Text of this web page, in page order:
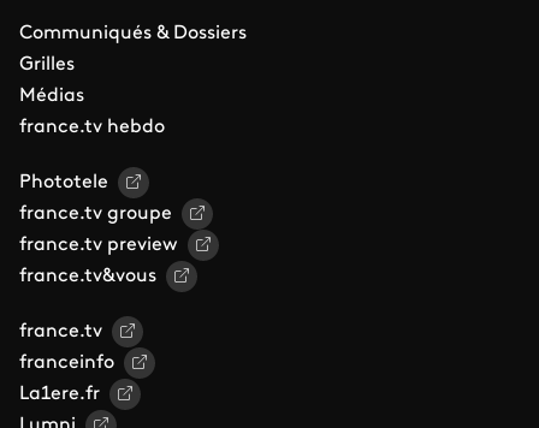
Communiqués & Dossiers
Grilles
Médias
france.tv hebdo
Phototele
france.tv groupe
france.tv preview
france.tv&vous
france.tv
franceinfo
La1ere.fr